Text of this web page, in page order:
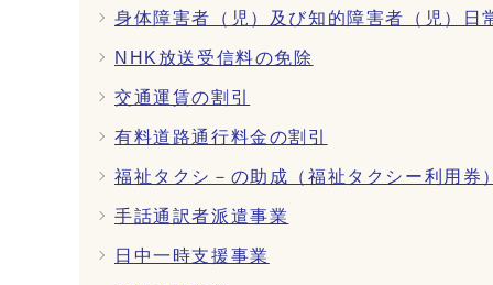
身体障害者（児）及び知的障害者（児）日
NHK放送受信料の免除
交通運賃の割引
有料道路通行料金の割引
福祉タクシ－の助成（福祉タクシー利用券）
手話通訳者派遣事業
日中一時支援事業